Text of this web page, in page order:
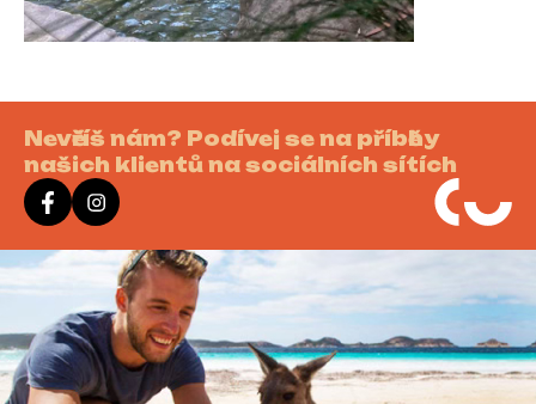
Nevěříš nám? Podívej se na příběhy
našich klientů na sociálních sítích